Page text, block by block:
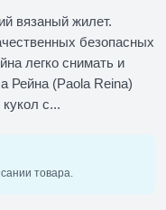
вязаный жилет.
безопасных
легко снимать и
Рейна (Paola Reina)
с...
товара.